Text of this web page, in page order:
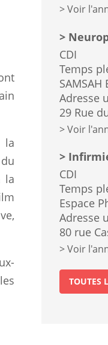
la
la
Voir
CDI
Temps
SAMSAH
Adresse
29 Rue
Voir
CDI
Temps
Espace
Adresse
80 rue
Voir
TOUTES